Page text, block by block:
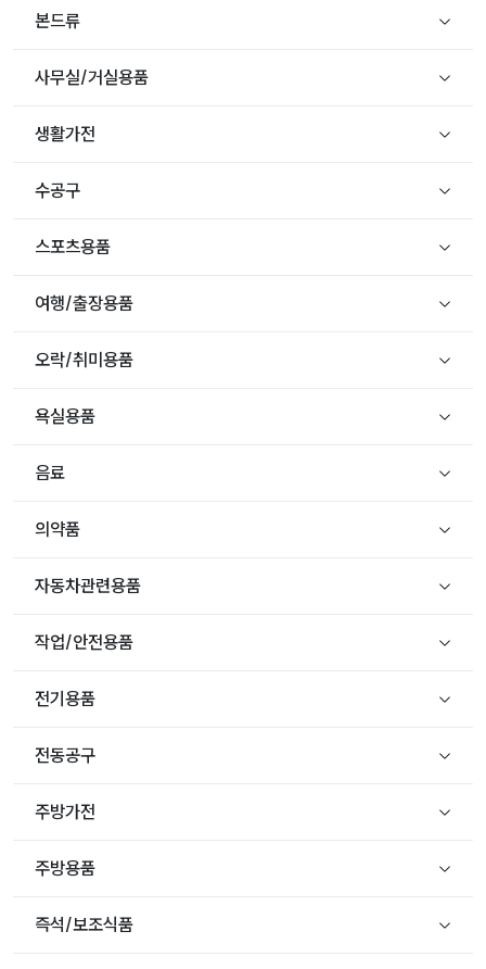
본드류
사무실/거실용품
생활가전
수공구
스포츠용품
여행/출장용품
오락/취미용품
욕실용품
음료
의약품
자동차관련용품
작업/안전용품
전기용품
전동공구
주방가전
주방용품
즉석/보조식품